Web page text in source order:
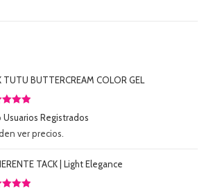
TUTU BUTTERCREAM COLOR GEL
5.00
Usuarios Registrados
ver precios.
TACK | Light Elegance